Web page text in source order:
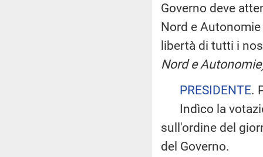
Governo deve
Nord e
libertà di tutti i
Nord e
PRESIDENTE.
Indìco la
sull'ordine del
del Governo.